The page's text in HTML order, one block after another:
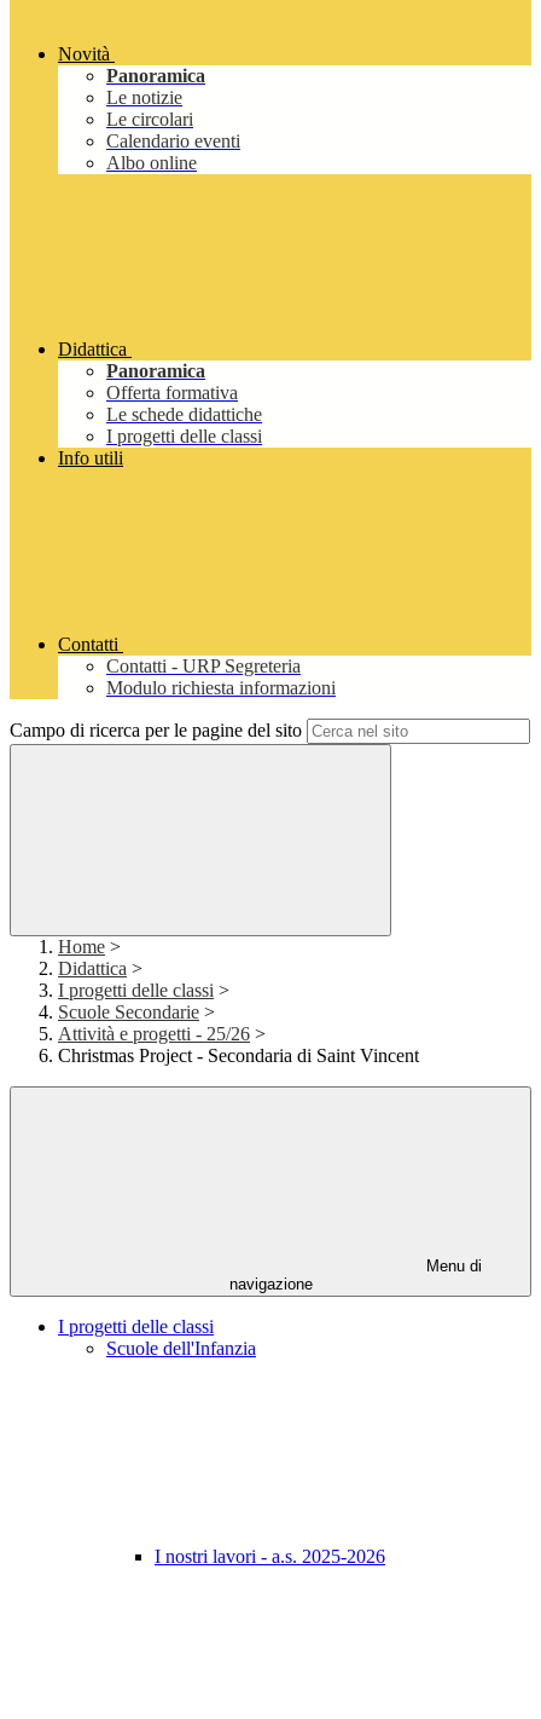
Novità
Panoramica
Le notizie
Le circolari
Calendario eventi
Albo online
Didattica
Panoramica
Offerta formativa
Le schede didattiche
I progetti delle classi
Info utili
Contatti
Contatti - URP Segreteria
Modulo richiesta informazioni
Campo di ricerca per le pagine del sito
Home >
Didattica >
I progetti delle classi >
Scuole Secondarie >
Attività e progetti - 25/26 >
Christmas Project - Secondaria di Saint Vincent
Menu di
navigazione
I progetti delle classi
Scuole dell'Infanzia
I nostri lavori - a.s. 2025-2026